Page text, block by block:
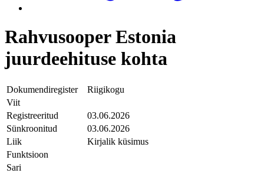
Rahvusooper Estonia
juurdeehituse kohta
Dokumendiregister
Riigikogu
Viit
Registreeritud
03.06.2026
Sünkroonitud
03.06.2026
Liik
Kirjalik küsimus
Funktsioon
Sari